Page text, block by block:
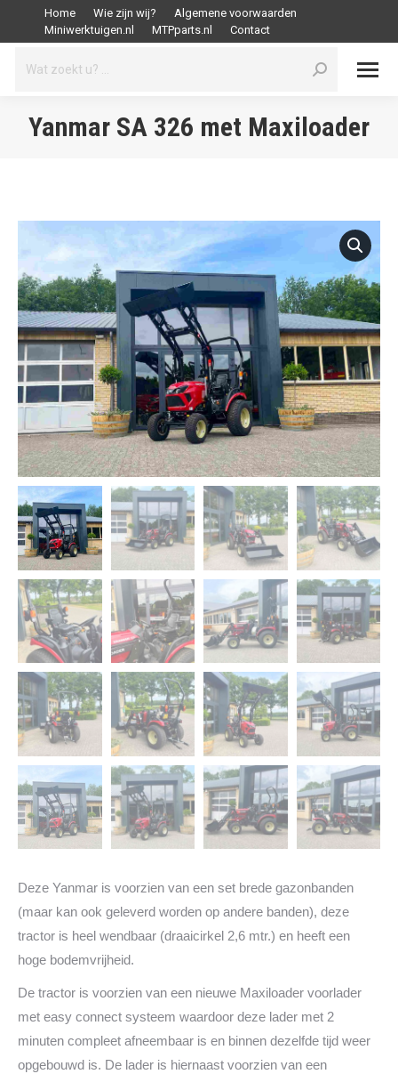
Home Wie zijn wij?
Algemene voorwaarden
Miniwerktuigen.nl
MTPparts.nl Contact
Yanmar SA 326 met Maxiloader
Je bent hier:
Deze Yanmar is voorzien van een set brede gazonbanden
(maar kan ook geleverd worden op andere banden), deze
tractor is heel wendbaar (draaicirkel 2,6 mtr.) en heeft een
hoge bodemvrijheid.
De tractor is voorzien van een nieuwe Maxiloader voorlader
met easy connect systeem waardoor deze lader met 2
minuten compleet afneembaar is en binnen dezelfde tijd weer
opgebouwd is. De lader is hiernaast voorzien van een